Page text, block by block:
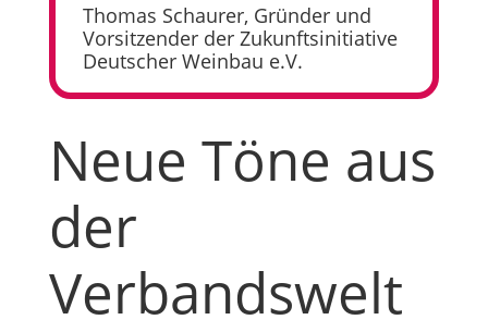
Thomas Schaurer, Gründer und
Vorsitzender der Zukunftsinitiative
Deutscher Weinbau e.V.
Neue Töne aus
der
Verbandswelt